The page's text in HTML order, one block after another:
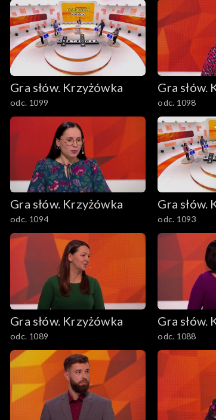
Gra słów. Krzyżówka
odc. 1099
Gra słów.
odc. 1098
Gra słów. Krzyżówka
odc. 1094
Gra słów.
odc. 1093
Gra słów. Krzyżówka
odc. 1089
Gra słów.
odc. 1088